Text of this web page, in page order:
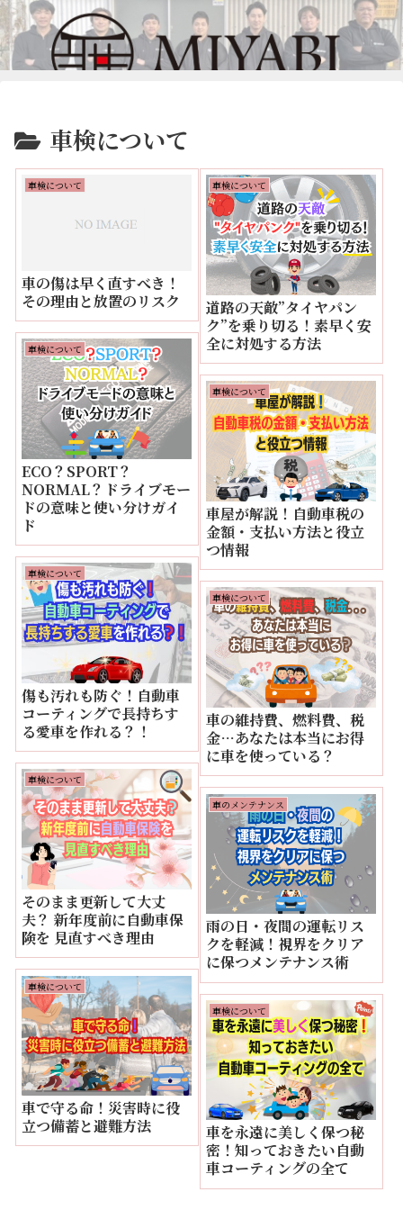
車検について
車検について
車の傷は早く直すべき！
その理由と放置のリスク
車検について
道路の天敵”タイヤパン
ク”を乗り切る！素早く安
全に対処する方法
車検について
ECO？SPORT？
NORMAL？ドライブモー
ドの意味と使い分けガイ
ド
車検について
車屋が解説！自動車税の
金額・支払い方法と役立
つ情報
車検について
傷も汚れも防ぐ！自動車
コーティングで長持ちす
る愛車を作れる？！
車検について
車の維持費、燃料費、税
金…あなたは本当にお得
に車を使っている？
車検について
そのまま更新して大丈
夫？ 新年度前に自動車保
険を 見直すべき理由
車のメンテナンス
雨の日・夜間の運転リス
クを軽減！視界をクリア
に保つメンテナンス術
車検について
車で守る命！災害時に役
立つ備蓄と避難方法
車検について
車を永遠に美しく保つ秘
密！知っておきたい自動
車コーティングの全て